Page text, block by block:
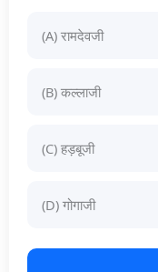
(A) रामदेवजी
(B) कल्लाजी
(C) हड़बूजी
(D) गोगाजी